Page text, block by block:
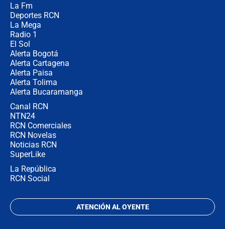
La Fm
Deportes RCN
La Mega
Radio 1
El Sol
Alerta Bogotá
Alerta Cartagena
Alerta Paisa
Alerta Tolima
Alerta Bucaramanga
Canal RCN
NTN24
RCN Comerciales
RCN Novelas
Noticias RCN
SuperLike
La República
RCN Social
ATENCIÓN AL OYENTE